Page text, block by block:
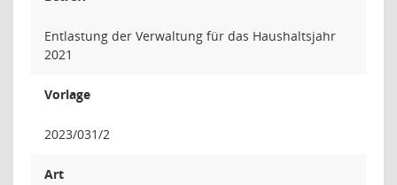
Entlastung der Verwaltung für das Haushaltsjahr
2021
Vorlage
2023/031/2
Art